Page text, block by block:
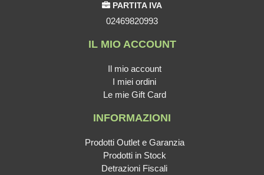
PARTITA IVA
02469820993
IL MIO ACCOUNT
Il mio account
I miei ordini
Le mie Gift Card
INFORMAZIONI
Prodotti Outlet e Garanzia
Prodotti in Stock
Detrazioni Fiscali